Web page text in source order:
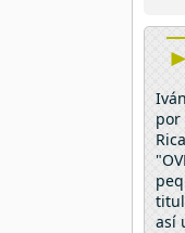
por
así